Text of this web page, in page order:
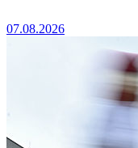
07.08.2026